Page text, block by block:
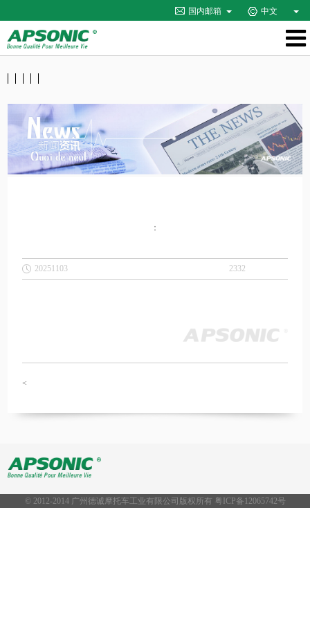
国内邮箱 中文
：
20251103 2332
<
© 2012-2014 广州德诚摩托车工业有限公司版权所有 粤ICP备12065742号